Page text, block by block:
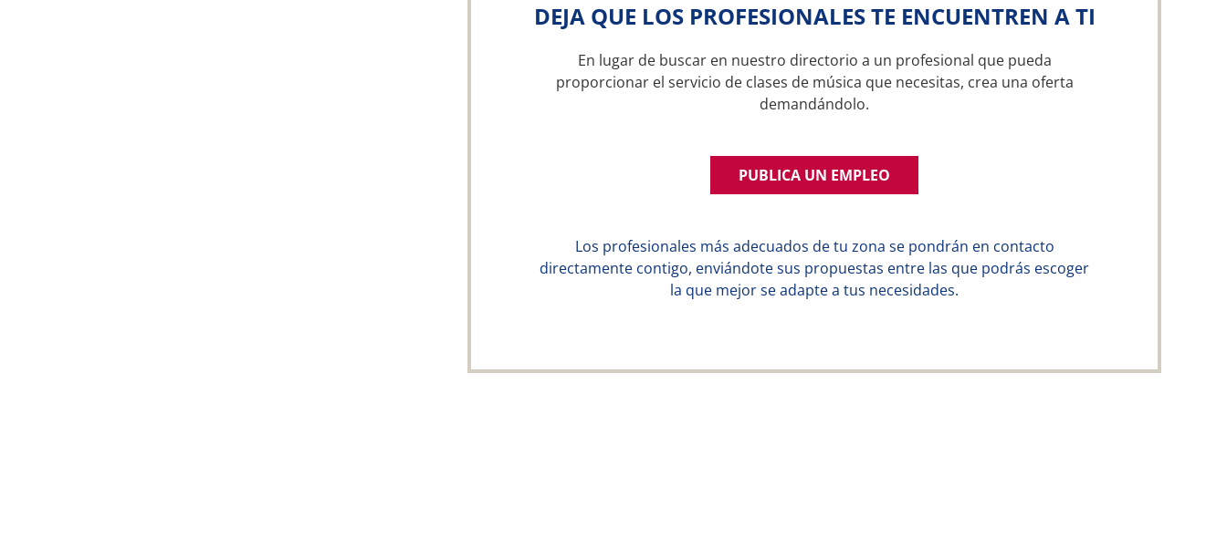
DEJA QUE LOS PROFESIONALES TE ENCUENTREN A TI
En lugar de buscar en nuestro directorio a un profesional que pueda
proporcionar el servicio de clases de música que necesitas, crea una oferta
demandándolo.
PUBLICA UN EMPLEO
Los profesionales más adecuados de tu zona se pondrán en contacto
directamente contigo, enviándote sus propuestas entre las que podrás escoger
la que mejor se adapte a tus necesidades.